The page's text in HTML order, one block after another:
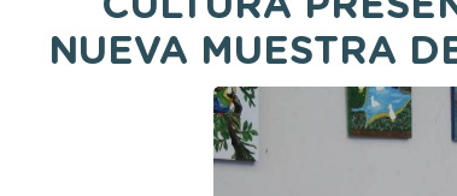
NUEVA MUESTRA